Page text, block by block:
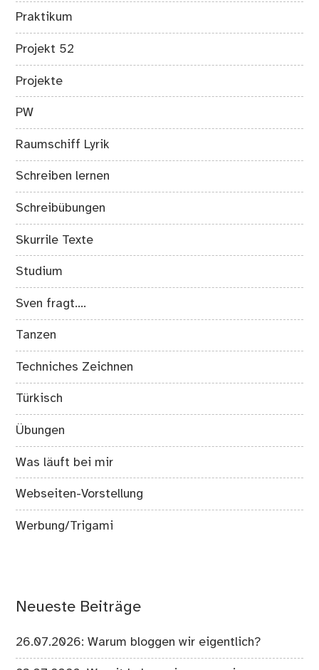
Praktikum
Projekt 52
Projekte
PW
Raumschiff Lyrik
Schreiben lernen
Schreibübungen
Skurrile Texte
Studium
Sven fragt….
Tanzen
Techniches Zeichnen
Türkisch
Übungen
Was läuft bei mir
Webseiten-Vorstellung
Werbung/Trigami
Neueste Beiträge
26.07.2026: Warum bloggen wir eigentlich?